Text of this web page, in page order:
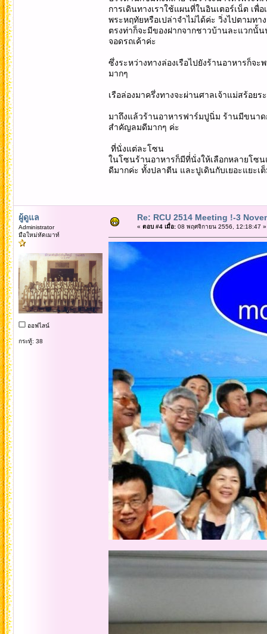
การเดินทางเราใช้แผนที่ในอินเตอร์เน็ต เพื่
พระหฤทัยหรือเปล่าจำไม่ได้ค่ะ วิ่งไปตามท
ตรงท่าก็จะมีของฝากจากชาวบ้านละแวกนั้
จอดรถเค้าค่ะ
ซึ่งระหว่างทางล่องเรือไปยังร้านอาหารก็จ
มากๆ
เรือล่องมาครึ่งทางจะผ่านศาลเจ้าแม่สร้อยร
มาถึงแล้วร้านอาหารฟาร์มปูนิ่ม ร้านมีขนาด
สำคัญลมดีมากๆ ค่ะ
ที่นั่งแต่ละโซน
ในโซนร้านอาหารก็มีที่่นั่งให้เลือกหลายโ
ดีมากค่ะ ทั้งปลาตีน และปูเดินกับเยอะแยะเ
ผู้ดูแล
Administrator
มือใหม่หัดเมาท์
ออฟไลน์
กระทู้: 38
Re: RCU 2514 Meeting !-3
« ตอบ #4 เมื่อ:08 พฤศจิกายน 2556, 12:18:47 »